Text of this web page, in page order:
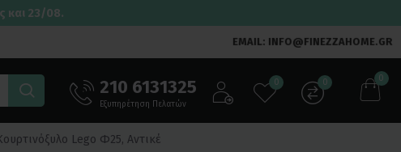
και 23/08.
EMAIL: INFO@FINEZZAHOME.GR
210 6131325
Εξυπηρέτηση Πελατών
0 0 0
Lego Φ25, Αντικέ